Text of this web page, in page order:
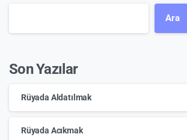
Ara
Son Yazılar
Rüyada Aldatılmak
Rüyada Acıkmak